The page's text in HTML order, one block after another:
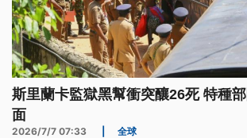
斯里蘭卡監獄黑幫衝突釀26死 特種
面
2026/7/7 07:33 全球